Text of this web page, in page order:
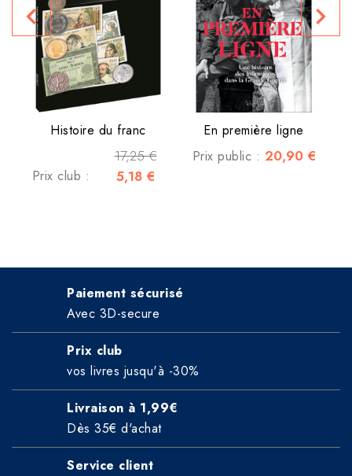
Histoire du franc
17,25 €
Prix club : 5,18 €
En première ligne
Prix public : 20,90 €
navigate_before navigate_next
Paiement sécurisé
Avec 3D-secure
Prix club
vos livres jusqu'à -30%
Livraison à 1,99€
Dès 35€ d'achat
Service client